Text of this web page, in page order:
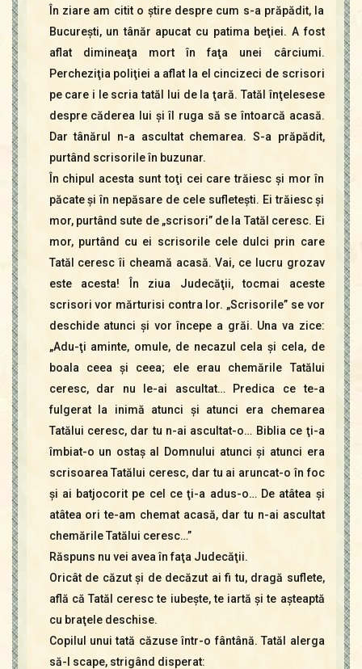
În ziare am citit o ştire despre cum s-a prăpădit, la
Bucureşti, un tânăr apucat cu patima beţiei. A fost
aflat dimineaţa mort în faţa unei cârciumi.
Percheziţia poliţiei a aflat la el cincizeci de scrisori
pe care i le scria tatăl lui de la ţară. Tatăl înţelesese
despre căderea lui şi îl ruga să se întoarcă acasă.
Dar tânărul n-a ascultat chemarea. S-a prăpădit,
purtând scrisorile în buzunar.
În chipul acesta sunt toţi cei care trăiesc şi mor în
păcate şi în nepăsare de cele sufleteşti. Ei trăiesc şi
mor, purtând sute de „scrisori” de la Tatăl ceresc. Ei
mor, purtând cu ei scrisorile cele dulci prin care
Tatăl ceresc îi cheamă acasă. Vai, ce lucru grozav
este acesta! În ziua Judecăţii, tocmai aceste
scrisori vor mărturisi contra lor. „Scrisorile” se vor
deschide atunci şi vor începe a grăi. Una va zice:
„Adu-ţi aminte, omule, de necazul cela şi cela, de
boala ceea şi ceea; ele erau chemările Tatălui
ceresc, dar nu le-ai ascultat… Predica ce te-a
fulgerat la inimă atunci şi atunci era chemarea
Tatălui ceresc, dar tu n-ai ascultat-o… Biblia ce ţi-a
îmbiat-o un ostaş al Domnului atunci şi atunci era
scrisoarea Tatălui ceresc, dar tu ai aruncat-o în foc
şi ai batjocorit pe cel ce ţi-a adus-o… De atâtea şi
atâtea ori te-am chemat acasă, dar tu n-ai ascultat
chemările Tatălui ceresc…”
Răspuns nu vei avea în faţa Judecăţii.
Oricât de căzut şi de decăzut ai fi tu, dragă suflete,
află că Tatăl ceresc te iubeşte, te iartă şi te aşteaptă
cu braţele deschise.
Copilul unui tată căzuse într-o fântână. Tatăl alerga
să-l scape, strigând disperat: